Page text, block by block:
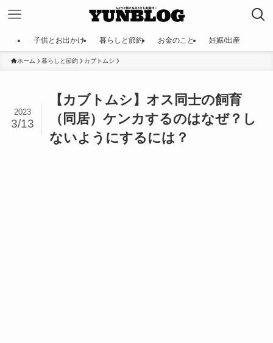
子供とお出かけ 暮らしと節約 お金のこと 妊娠/出産
ホーム 暮らしと節約 カブトムシ
【カブトムシ】オス同士の飼育
（同居）ケンカするのはなぜ？し
ないようにするには？
2023
3/13